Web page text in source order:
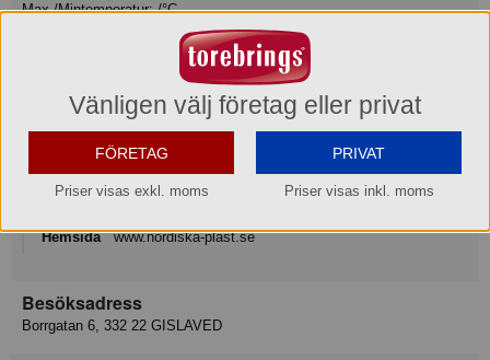
Max-/Mintemperatur: /°C
Nordiska Plast
Konsumentkontakt
Nordiska Plast AB
Hemsida
www.nordiska-plast.se
Besöksadress
Borrgatan 6, 332 22 GISLAVED
Vänligen välj företag eller privat
FÖRETAG
Priser visas exkl. moms
PRIVAT
Priser visas inkl. moms